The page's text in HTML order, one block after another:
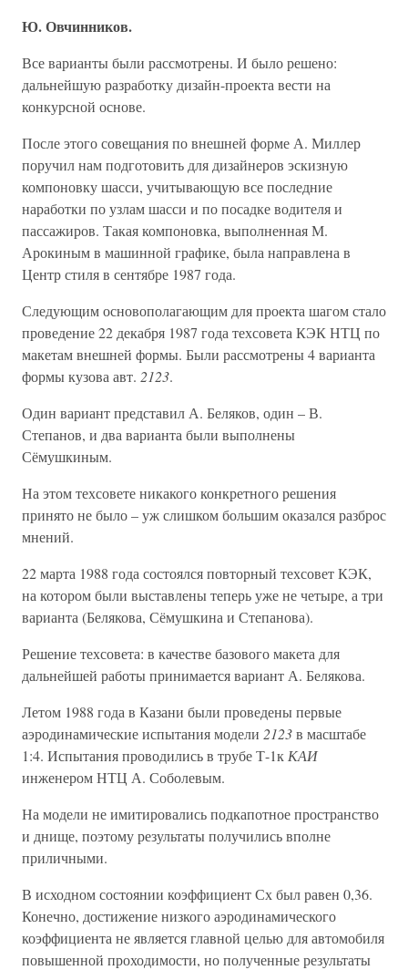
Ю. Овчинников.
Все варианты были рассмотрены. И было решено:
дальнейшую разработку дизайн-проекта вести на
конкурсной основе.
После этого совещания по внешней форме А. Миллер
поручил нам подготовить для дизайнеров эскизную
компоновку шасси, учитывающую все последние
наработки по узлам шасси и по посадке водителя и
пассажиров. Такая компоновка, выполненная М.
Арокиным в машинной графике, была направлена в
Центр стиля в сентябре 1987 года.
Следующим основополагающим для проекта шагом стало
проведение 22 декабря 1987 года техсовета КЭК НТЦ по
макетам внешней формы. Были рассмотрены 4 варианта
формы кузова авт. 2123.
Один вариант представил А. Беляков, один – В.
Степанов, и два варианта были выполнены
Сёмушкиным.
На этом техсовете никакого конкретного решения
принято не было – уж слишком большим оказался разброс
мнений.
22 марта 1988 года состоялся повторный техсовет КЭК,
на котором были выставлены теперь уже не четыре, а три
варианта (Белякова, Сёмушкина и Степанова).
Решение техсовета: в качестве базового макета для
дальнейшей работы принимается вариант А. Белякова.
Летом 1988 года в Казани были проведены первые
аэродинамические испытания модели 2123в масштабе
1:4. Испытания проводились в трубе Т-1к КАИ
инженером НТЦ А. Соболевым.
На модели не имитировались подкапотное пространство
и днище, поэтому результаты получились вполне
приличными.
В исходном состоянии коэффициент Сх был равен 0,36.
Конечно, достижение низкого аэродинамического
коэффициента не является главной целью для автомобиля
повышенной проходимости, но полученные результаты